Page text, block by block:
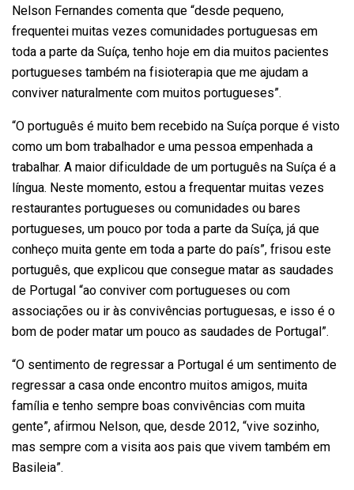
Nelson Fernandes comenta que “desde pequeno,
frequentei muitas vezes comunidades portuguesas em
toda a parte da Suíça, tenho hoje em dia muitos pacientes
portugueses também na fisioterapia que me ajudam a
conviver naturalmente com muitos portugueses”.
“O português é muito bem recebido na Suíça porque é visto
como um bom trabalhador e uma pessoa empenhada a
trabalhar. A maior dificuldade de um português na Suíça é a
língua. Neste momento, estou a frequentar muitas vezes
restaurantes portugueses ou comunidades ou bares
portugueses, um pouco por toda a parte da Suíça, já que
conheço muita gente em toda a parte do país”, frisou este
português, que explicou que consegue matar as saudades
de Portugal “ao conviver com portugueses ou com
associações ou ir às convivências portuguesas, e isso é o
bom de poder matar um pouco as saudades de Portugal”.
“O sentimento de regressar a Portugal é um sentimento de
regressar a casa onde encontro muitos amigos, muita
família e tenho sempre boas convivências com muita
gente”, afirmou Nelson, que, desde 2012, “vive sozinho,
mas sempre com a visita aos pais que vivem também em
Basileia”.